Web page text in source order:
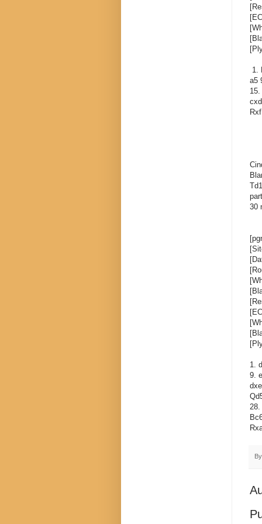
1.
a5
30
1.
9.